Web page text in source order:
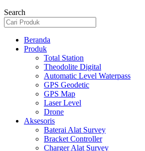
Search
Beranda
Produk
Total Station
Theodolite Digital
Automatic Level Waterpass
GPS Geodetic
GPS Map
Laser Level
Drone
Aksesoris
Baterai Alat Survey
Bracket Controller
Charger Alat Survey